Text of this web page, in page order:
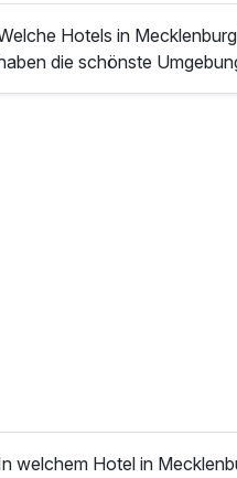
Hotels in
die schönste
welchem Hotel in